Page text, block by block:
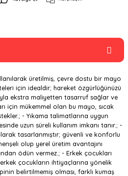
üretilmiş, çevre dostu bir mayo
için idealdir; hareket özgürlüğünüzü
ekstra maliyetten tasarruf sağlar ve
için mükemmel olan bu mayo, sıcak
- Yıkama talimatlarına uygun
uzun süreli kullanım imkanı tanır.; -
tasarlanmıştır; güvenli ve konforlu
olup yerel üretim avantajını
ödün vermez.; - Erkek çocukları
çocukların ihtiyaçlarına yönelik
belirtilmemiş olması, farklı kumaş